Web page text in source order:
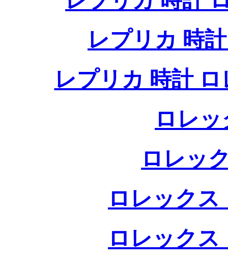
レプリカ 時
レプリカ 時計
ロレ
ロレッ
ロレックス
ロレックス